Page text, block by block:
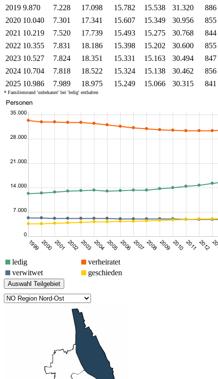
2019 9.870 7.228 17.098 15.782 15.538 31.320
886
2020 10.040 7.301 17.341 15.607 15.349 30.956
855
2021 10.219 7.520 17.739 15.493 15.275 30.768
844
2022 10.355 7.831 18.186 15.398 15.202 30.600
855
2023 10.527 7.824 18.351 15.331 15.163 30.494
847
2024 10.704 7.818 18.522 15.324 15.138 30.462
856
2025 10.986 7.989 18.975 15.249 15.066 30.315 841
* Familienstand 'unbekannt' bei 'ledig' enthalten
ledig
verheiratet
verwitwet
geschieden